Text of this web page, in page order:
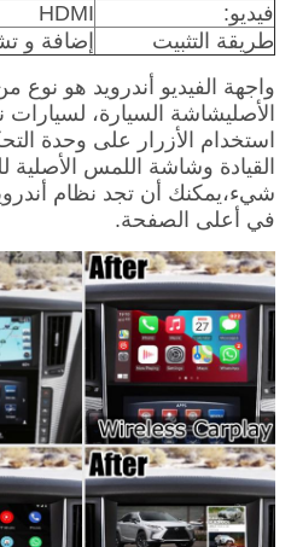
فيديو:
HDMI
طريقة التثبيت
إضافة و
واجهة الفيديو أندرويد هو نوع
الأصليشاشة السيارة، لسيارات
استخدام الأزرار على وحدة
القيادة وشاشة اللمس
شيء،يمكنك أن تجد نظام
في أعلى الصفحة.